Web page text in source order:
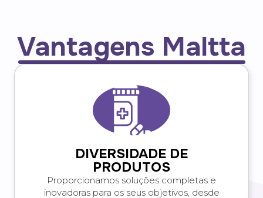
Vantagens Maltta
DIVERSIDADE DE
PRODUTOS
Proporcionamos soluções completas e
inovadoras para os seus objetivos, desde